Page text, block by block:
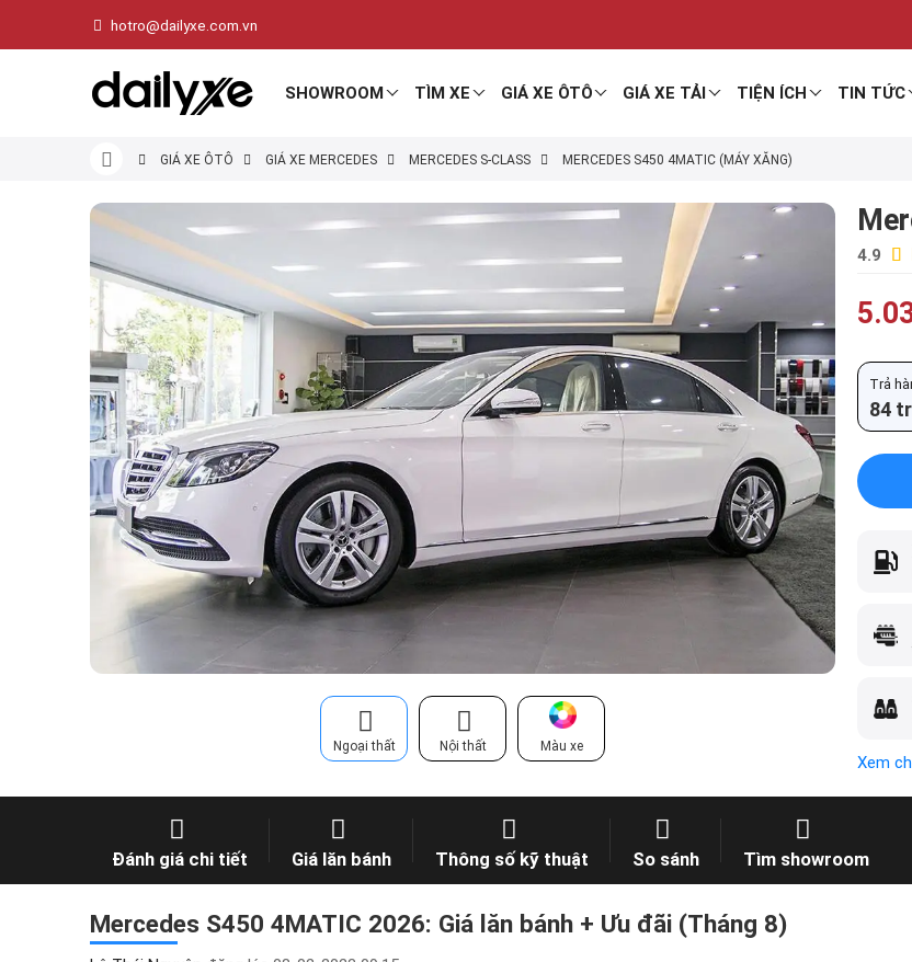
hotro@dailyxe.com.vn
SHOWROOM TÌM XE GIÁ XE ÔTÔ GIÁ XE TẢI TIỆN ÍCH TIN TỨC
GIÁ XE ÔTÔ GIÁ XE MERCEDES MERCEDES S-CLASS MERCEDES S450 4MATIC (MÁY XĂNG)
Ngoại thất Nội thất Màu xe
4.9
Trả
84
Xem
Đánh giá chi tiết Giá lăn bánh Thông số kỹ thuật So sánh Tìm showroom
Mercedes S450 4MATIC 2026: Giá lăn bánh + Ưu đãi (Tháng 8)